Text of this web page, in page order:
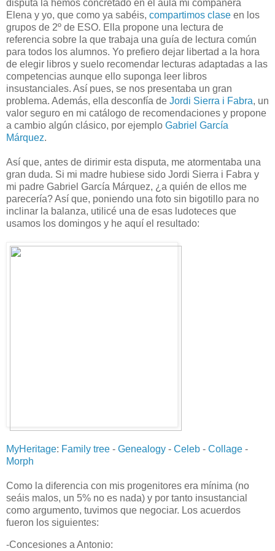
disputa la hemos concretado en el aula mi compañera
Elena y yo, que como ya sabéis, compartimos clase en los
grupos de 2º de ESO. Ella propone una lectura de
referencia sobre la que trabaja una guía de lectura común
para todos los alumnos. Yo prefiero dejar libertad a la hora
de elegir libros y suelo recomendar lecturas adaptadas a las
competencias aunque ello suponga leer libros
insustanciales. Así pues, se nos presentaba un gran
problema. Además, ella desconfía de Jordi Sierra i Fabra, un
valor seguro en mi catálogo de recomendaciones y propone
a cambio algún clásico, por ejemplo Gabriel García
Márquez.
Así que, antes de dirimir esta disputa, me atormentaba una
gran duda. Si mi madre hubiese sido Jordi Sierra i Fabra y
mi padre Gabriel García Márquez, ¿a quién de ellos me
parecería? Así que, poniendo una foto sin bigotillo para no
inclinar la balanza, utilicé una de esas ludoteces que
usamos los domingos y he aquí el resultado:
MyHeritage: Family tree - Genealogy - Celeb - Collage -
Morph
Como la diferencia con mis progenitores era mínima (no
seáis malos, un 5% no es nada) y por tanto insustancial
como argumento, tuvimos que negociar. Los acuerdos
fueron los siguientes:
-Concesiones a Antonio: